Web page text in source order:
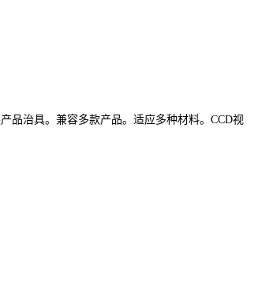
品治具。兼容多款产品。适应多种材料。 CCD视